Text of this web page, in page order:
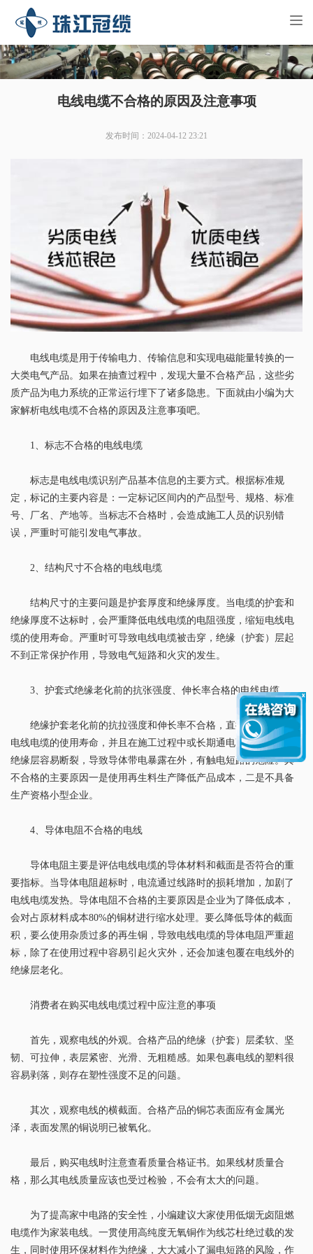
电线电缆不合格的原因及注意事项
发布时间：2024-04-12 23:21
电线电缆是用于传输电力、传输信息和实现电磁能量转换的一
大类电气产品。如果在抽查过程中，发现大量不合格产品，这些劣
质产品为电力系统的正常运行埋下了诸多隐患。下面就由小编为大
家解析电线电缆不合格的原因及注意事项吧。
1、标志不合格的电线电缆
标志是电线电缆识别产品基本信息的主要方式。根据标准规
定，标记的主要内容是：一定标记区间内的产品型号、规格、标准
号、厂名、产地等。当标志不合格时，会造成施工人员的识别错
误，严重时可能引发电气事故。
2、结构尺寸不合格的电线电缆
结构尺寸的主要问题是护套厚度和绝缘厚度。当电缆的护套和
绝缘厚度不达标时，会严重降低电线电缆的电阻强度，缩短电线电
缆的使用寿命。严重时可导致电线电缆被击穿，绝缘（护套）层起
不到正常保护作用，导致电气短路和火灾的发生。
3、护套式绝缘老化前的抗张强度、伸长率合格的电线电缆。
绝缘护套老化前的抗拉强度和伸长率不合格，直接大大缩短了
电线电缆的使用寿命，并且在施工过程中或长期通电高温环境下，
绝缘层容易断裂，导致导体带电暴露在外，有触电短路的危险。其
不合格的主要原因一是使用再生料生产降低产品成本，二是不具备
生产资格小型企业。
4、导体电阻不合格的电线
导体电阻主要是评估电线电缆的导体材料和截面是否符合的重
要指标。当导体电阻超标时，电流通过线路时的损耗增加，加剧了
电线电缆发热。导体电阻不合格的主要原因是企业为了降低成本，
会对占原材料成本80%的铜材进行缩水处理。要么降低导体的截面
积，要么使用杂质过多的再生铜，导致电线电缆的导体电阻严重超
标，除了在使用过程中容易引起火灾外，还会加速包覆在电线外的
绝缘层老化。
消费者在购买电线电缆过程中应注意的事项
首先，观察电线的外观。合格产品的绝缘（护套）层柔软、坚
韧、可拉伸，表层紧密、光滑、无粗糙感。如果包裹电线的塑料很
容易剥落，则存在塑性强度不足的问题。
其次，观察电线的横截面。合格产品的铜芯表面应有金属光
泽，表面发黑的铜说明已被氧化。
最后，购买电线时注意查看质量合格证书。如果线材质量合
格，那么其电线质量应该也受过检验，不会有太大的问题。
为了提高家中电路的安全性，小编建议大家使用低烟无卤阻燃
电缆作为家装电线。一贯使用高纯度无氧铜作为线芯杜绝过载的发
生，同时使用环保材料作为绝缘，大大减小了漏电短路的风险，作